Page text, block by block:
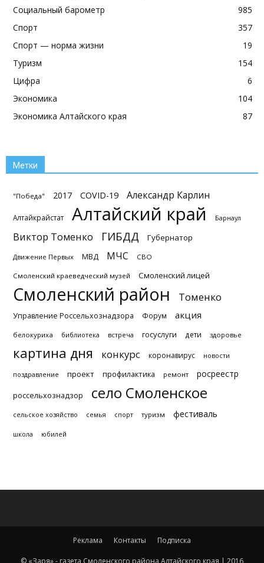
Социальный барометр
985
Спорт
357
Спорт — норма жизни
19
Туризм
154
Цифра
6
Экономика
104
Экономика Алтайского края
87
Метки
"Победа" 2017 COVID-19 Александр Карлин
Алтайкрайстат Алтайский край Барнаул
Виктор Томенко ГИБДД Губернатор
Движение Первых МВД МЧС СВО
Смоленский краеведческий музей Смоленский лицей
Смоленский район Томенко
Управление Россельхознадзора Форум акция
белокуриха библиотека встреча госуслуги дети здоровье
картина дня конкурс коронавирус новости
поздравление проект профилактика ремонт росреестр
россельхознадзор село Смоленское
сельское хозяйство семья спорт туризм фестиваль
школа юбилей
Реклама Контакты Подписка